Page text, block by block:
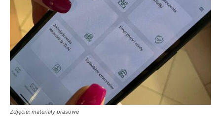
Zdjęcie: materiały prasowe